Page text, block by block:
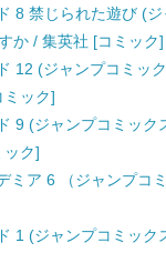
8 禁じられた遊び (
か / 集英社 [コミック]
12 (ジャンプコミッ
ック]
9 (ジャンプコミック
ック]
ミア 6 （ジャンプコ
1 (ジャンプコミック